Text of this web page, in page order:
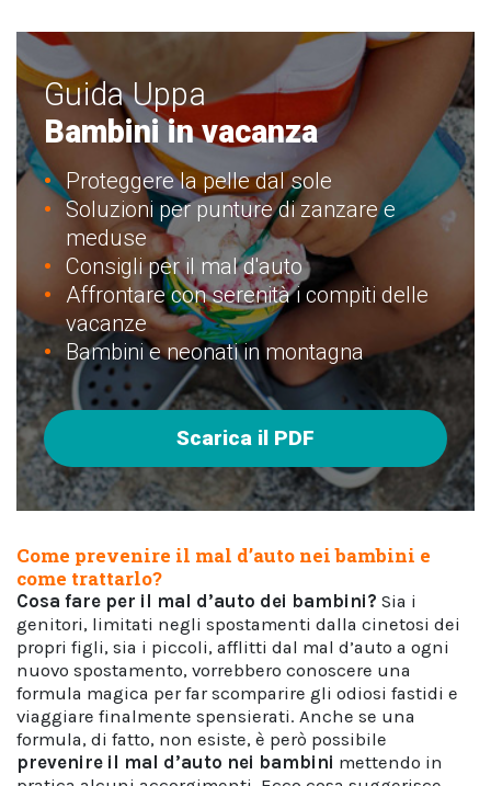
Guida Uppa
Bambini in vacanza
Proteggere la pelle dal sole
Soluzioni per punture di zanzare e
meduse
Consigli per il mal d'auto
Affrontare con serenità i compiti delle
vacanze
Bambini e neonati in montagna
Scarica il PDF
Come prevenire il mal d’auto nei bambini e
come trattarlo?
Cosa fare per il mal d’auto dei bambini? Sia i
genitori, limitati negli spostamenti dalla cinetosi dei
propri figli, sia i piccoli, afflitti dal mal d’auto a ogni
nuovo spostamento, vorrebbero conoscere una
formula magica per far scomparire gli odiosi fastidi e
viaggiare finalmente spensierati. Anche se una
formula, di fatto, non esiste, è però possibile
prevenire il mal d’auto nei bambini mettendo in